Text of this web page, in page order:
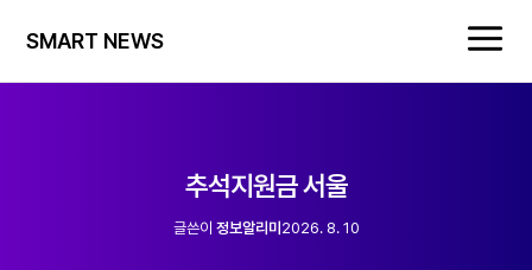
SMART NEWS
추석지원금 서울
글쓴이 정보알리미2026. 8. 10